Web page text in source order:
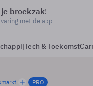
broekzak!
met de app
Tech & Toekomst
PRO